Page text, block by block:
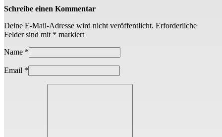
Schreibe einen Kommentar
Deine E-Mail-Adresse wird nicht veröffentlicht. Erforderliche
Felder sind mit * markiert
Name *
Email *